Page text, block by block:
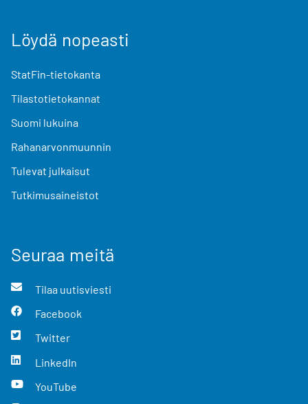
Löydä nopeasti
StatFin-tietokanta
Tilastotietokannat
Suomi lukuina
Rahanarvonmuunnin
Tulevat julkaisut
Tutkimusaineistot
Seuraa meitä
Tilaa uutisviesti
Facebook
Twitter
LinkedIn
YouTube